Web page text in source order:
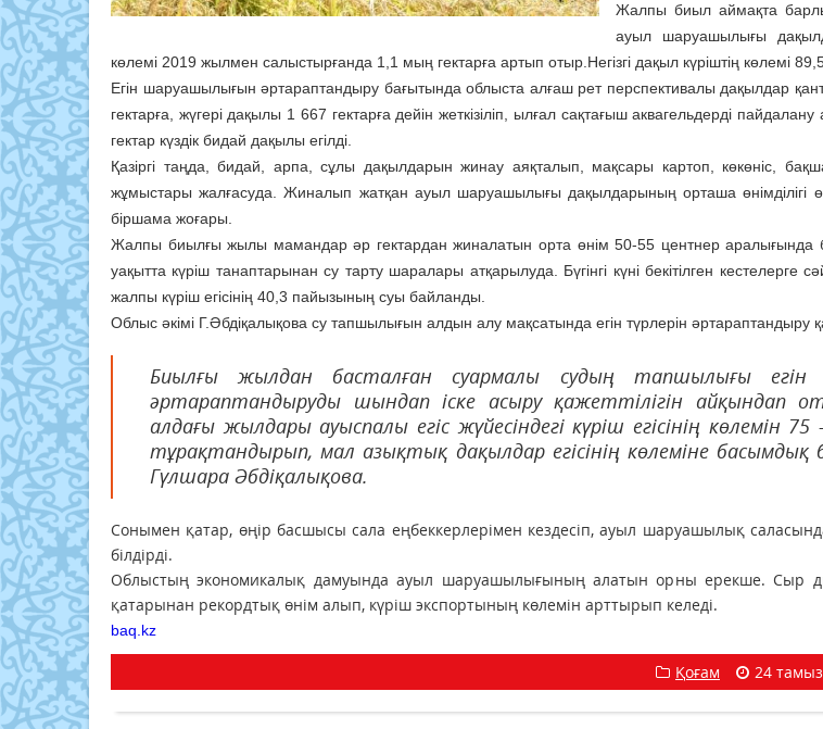
Жалпы биыл аймақта
ауыл шаруашылығы
көлемі 2019 жылмен салыстырғанда 1,1 мың гектарға артып отыр.Негізгі дақыл күрiштің көлемі
Егін шаруашылығын әртараптандыру бағытында облыста алғаш рет перспективалы дақылдар
гектарға, жүгері дақылы 1 667 гектарға дейін жеткізіліп, ылғал сақтағыш аквагельдерді
гектар күздік бидай дақылы егілді.
Қазіргі таңда, бидай, арпа, сұлы дақылдарын жинау аяқталып, мақсары картоп, көкөніс,
жұмыстары жалғасуда. Жиналып жатқан ауыл шаруашылығы дақылдарының орташа өнімділігі
біршама жоғары.
Жалпы биылғы жылы мамандар әр гектардан жиналатын орта өнім 50-55 центнер аралығында
уақытта күріш танаптарынан су тарту шаралары атқарылуда. Бүгінгі күні бекітілген кестелерге
жалпы күріш егісінің 40,3 пайызының суы байланды.
Облыс әкімі Г.Әбдіқалықова су тапшылығын алдын алу мақсатында егін түрлерін әртараптандыру
Биылғы жылдан басталған суармалы судың тапшылығы егін
әртараптандыруды шындап іске асыру қажеттілігін айқындап
алдағы жылдары ауыспалы егіс жүйесіндегі күріш егісінің көлемін
тұрақтандырып, мал азықтық дақылдар егісінің көлеміне басымдық
Гүлшара Әбдіқалықова.
Сонымен қатар, өңір басшысы сала еңбеккерлерімен кездесіп, ауыл шаруашылық
білдірді.
Облыстың экономикалық дамуында ауыл шаруашылығының алатын орны ерекше. Сыр
қатарынан рекордтық өнім алып, күріш экспортының көлемін арттырып келеді.
baq.kz
Қоғам 24